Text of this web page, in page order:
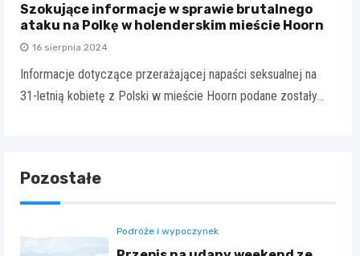
Szokujące informacje w sprawie brutalnego
ataku na Polkę w holenderskim mieście Hoorn
16 sierpnia 2024
Informacje dotyczące przerażającej napaści seksualnej na
31-letnią kobietę z Polski w mieście Hoorn podane zostały…
Pozostałe
Podróże i wypoczynek